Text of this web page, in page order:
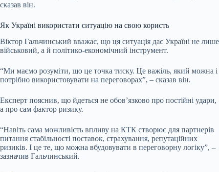
сказав він.
Як Україні використати ситуацію на свою користь
Віктор Гальчинський вважає, що ця ситуація дає Україні не лише
військовий, а й політико-економічний інструмент.
“Ми маємо розуміти, що це точка тиску. Це важіль, який можна і
потрібно використовувати на переговорах”, – сказав він.
Експерт пояснив, що йдеться не обов’язково про постійні удари,
а про сам фактор ризику.
“Навіть сама можливість впливу на КТК створює для партнерів
питання стабільності поставок, страхування, репутаційних
ризиків. І це те, що можна вбудовувати в переговорну логіку”, –
зазначив Гальчинський.